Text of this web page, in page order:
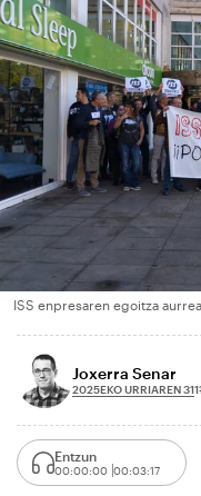
ISS enpresaren egoitza
Joxerra Senar
2025EKO URRIAREN 31
Entzun
00:00:00 00:03:17